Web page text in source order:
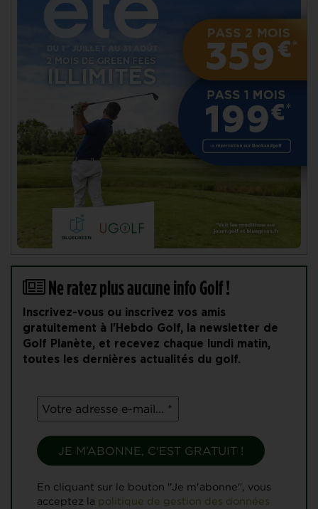
Ne ratez plus aucune info Golf !
Inscrivez-vous ou inscrivez vos amis
gratuitement à l'Hebdo Golf, la newsletter de
Golf Planète, et recevez chaque lundi matin,
toutes les dernières actualités du golf.
En cliquant sur le bouton "Je m'abonne", vous
acceptez la politique de gestion des données